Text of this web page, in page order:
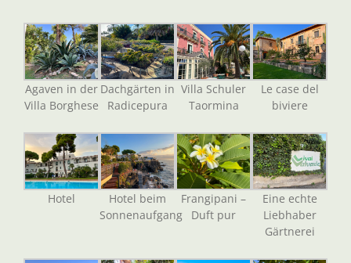
Agaven in der
Villa Borghese
Dachgärten in
Radicepura
Villa Schuler
Taormina
Le case del
biviere
Hotel
Hotel beim
Sonnenaufgang
Frangipani –
Duft pur
Eine echte
Liebhaber
Gärtnerei